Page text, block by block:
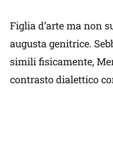
Figlia d’arte ma non
augusta genitrice.
simili fisicamente,
contrasto dialettico